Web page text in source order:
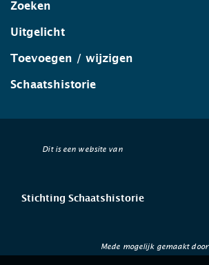
Zoeken
Uitgelicht
Toevoegen / wijzigen
Schaatshistorie
Dit is een website van
Stichting Schaatshistorie
Mede mogelijk gemaakt door